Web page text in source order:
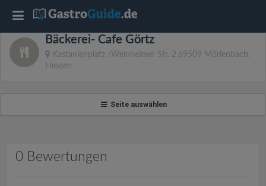
Bäckerei- Cafe Görtz
Kastanienplatz /Weinheimer Str. 2,69509 Mörlenbach,
Hessen
Seite auswählen
0 Bewertungen
T
o